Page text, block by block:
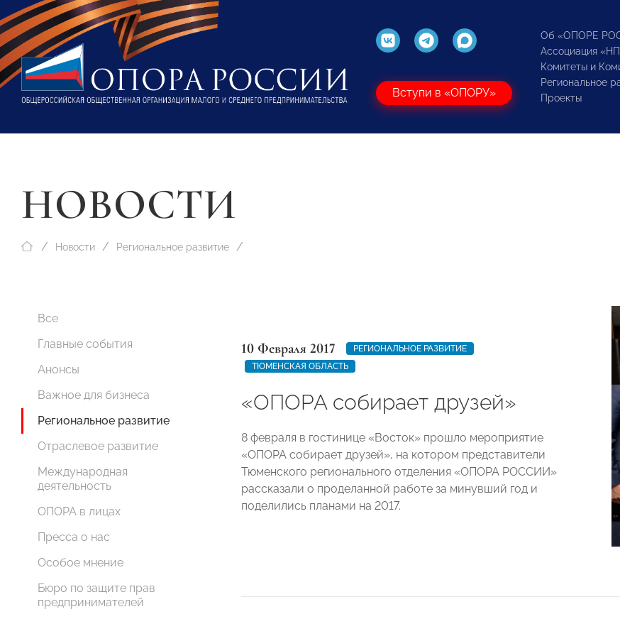
Вступи в «ОПОРУ»
Об «ОПОРЕ
Ассоциация
Комитеты и
Региональное
Проекты
НОВОСТИ
Новости Региональное развитие
Все
Главные события
Анонсы
Важное для бизнеса
Региональное развитие
Отраслевое развитие
Международная
деятельность
ОПОРА в лицах
Пресса о нас
Особое мнение
Бюро по защите прав
предпринимателей
10 Февраля 2017
РЕГИОНАЛЬНОЕ РАЗВИТИЕ
ТЮМЕНСКАЯ ОБЛАСТЬ
«ОПОРА собирает друзей»
8 февраля в гостинице «Восток» прошло мероприятие
«ОПОРА собирает друзей», на котором представители
Тюменского регионального отделения «ОПОРА РОССИИ»
рассказали о проделанной работе за минувший год и
поделились планами на 2017.